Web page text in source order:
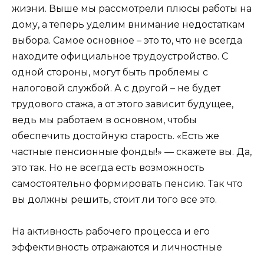
жизни. Выше мы рассмотрели плюсы работы на
дому, а теперь уделим внимание недостаткам
выбора. Самое основное – это то, что не всегда
находите официальное трудоустройство. С
одной стороны, могут быть проблемы с
налоговой службой. А с другой – не будет
трудового стажа, а от этого зависит будущее,
ведь мы работаем в основном, чтобы
обеспечить достойную старость. «Есть же
частные пенсионные фонды!» — скажете вы. Да,
это так. Но не всегда есть возможность
самостоятельно формировать пенсию. Так что
вы должны решить, стоит ли того все это.
На активность рабочего процесса и его
эффективность отражаются и личностные